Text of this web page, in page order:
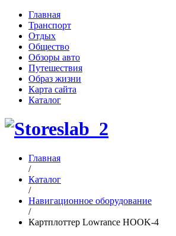
Главная
Транспорт
Отдых
Общество
Обзоры авто
Путешествия
Образ жизни
Карта сайта
Каталог
Главная
/
Каталог
/
Навигационное оборудование
/
Картплоттер Lowrance HOOK-4